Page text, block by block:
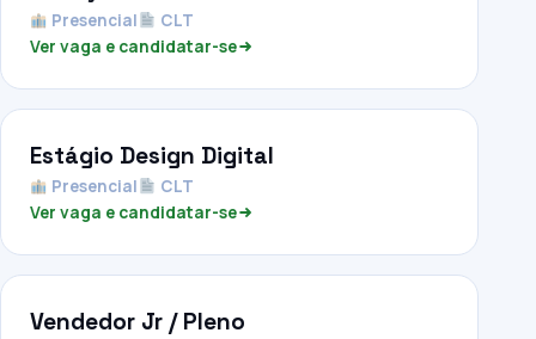
Presencial CLT
Ver vaga e candidatar-se
Estágio Design Digital
Presencial CLT
Ver vaga e candidatar-se
Vendedor Jr / Pleno